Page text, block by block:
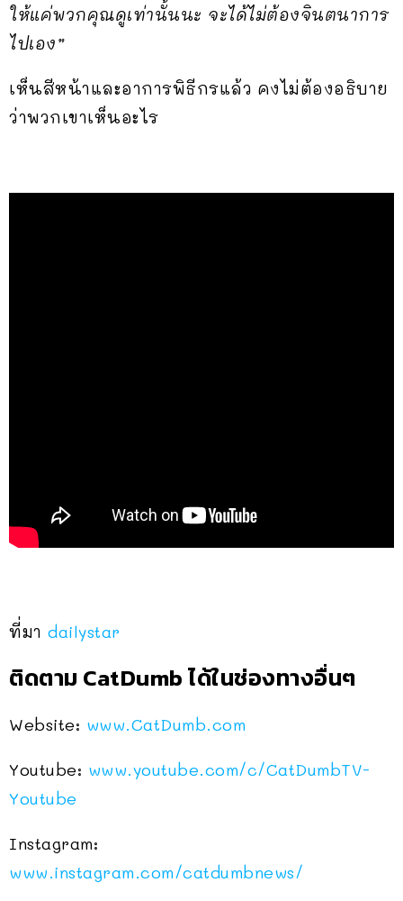
ให้แค่พวกคุณดูเท่านั้นนะ จะได้ไม่ต้องจินตนาการ
ไปเอง”
เห็นสีหน้าและอาการพิธีกรแล้ว คงไม่ต้องอธิบาย
ว่าพวกเขาเห็นอะไร
ที่มา dailystar
ติดตาม CatDumb ได้ในช่องทางอื่นๆ
Website: www.CatDumb.com
Youtube: www.youtube.com/c/CatDumbTV-
Youtube
Instagram:
www.instagram.com/catdumbnews/